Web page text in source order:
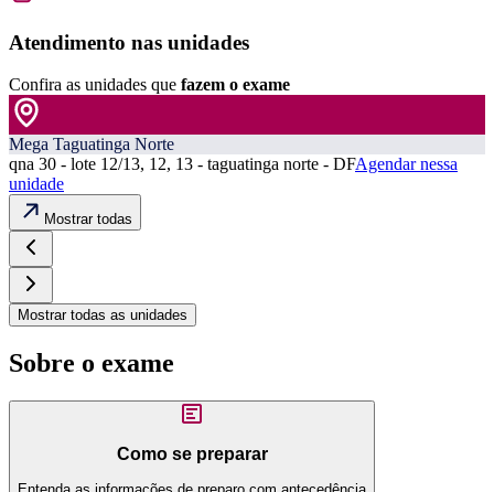
Atendimento nas unidades
Confira as unidades que fazem o exame
Mega Taguatinga Norte
qna 30 - lote 12/13, 12, 13 - taguatinga norte - DFAgendar nessa
unidade
Mostrar todas
Mostrar todas as unidades
Sobre o exame
Como se preparar